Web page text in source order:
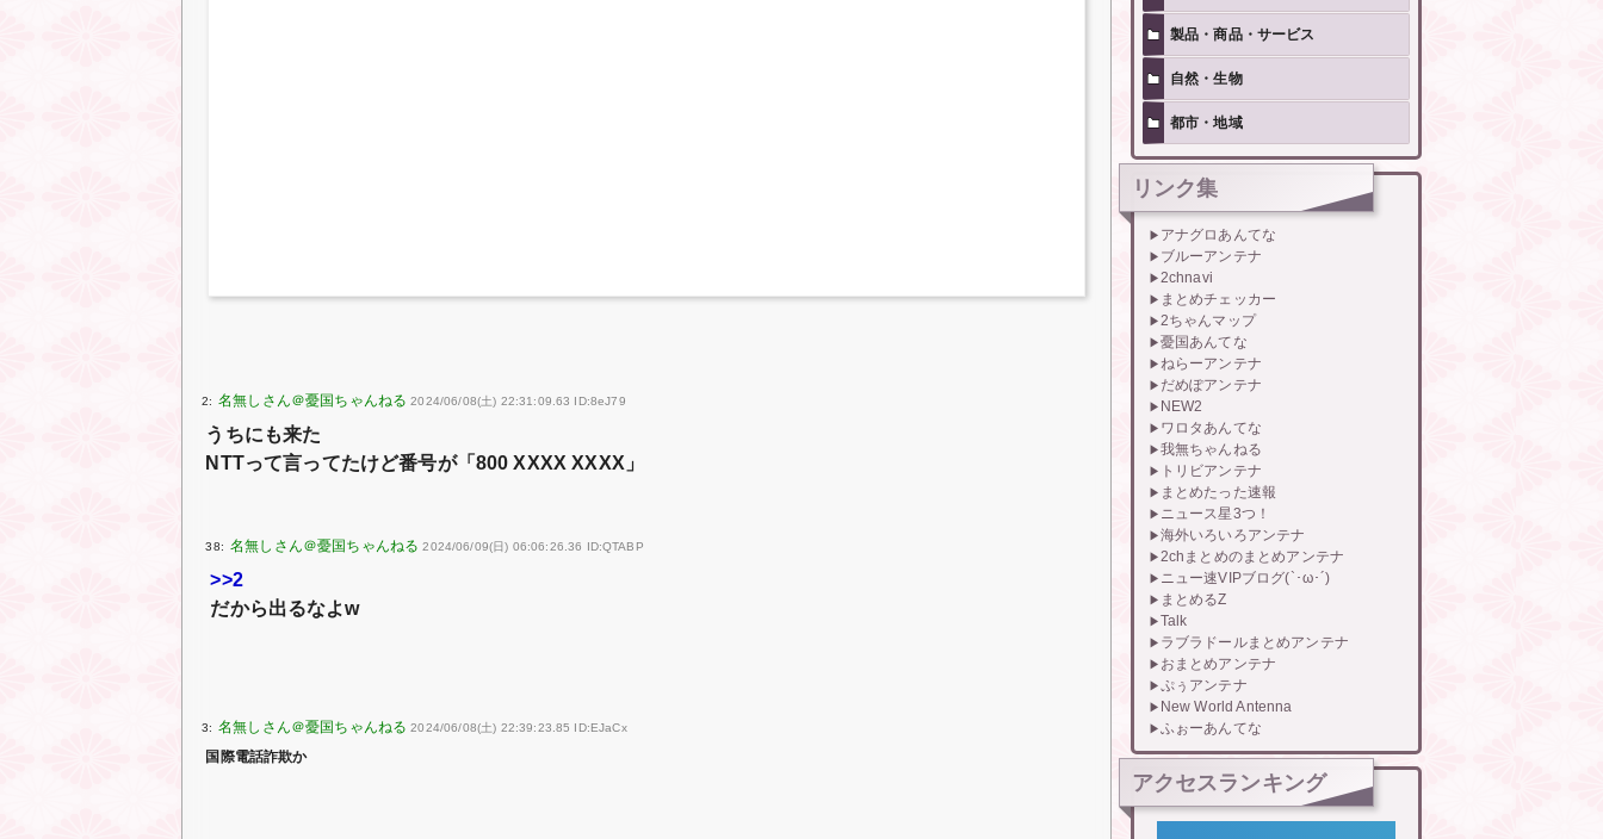
2: 2024/06/08(土) 22:31:09.63 ID:8eJ79
うちにも来た
NTTって言ってたけど番号が「800 XXXX XXXX」
38: 2024/06/09(日) 06:06:26.36 ID:QTABP
>>2
だから出るなよw
3: 2024/06/08(土) 22:39:23.85 ID:EJaCx
国際電話詐欺か
製品・商品・サービス
自然・生物
都市・地域
リンク集
アナグロあんてな
ブルーアンテナ
2chnavi
まとめチェッカー
2ちゃんマップ
憂国あんてな
ねらーアンテナ
だめぽアンテナ
NEW2
ワロタあんてな
我無ちゃんねる
トリビアンテナ
まとめたった速報
ニュース星3つ！
海外いろいろアンテナ
2chまとめのまとめアンテナ
ニュー速VIPブログ(`･ω･´)
まとめるZ
Talk
ラブラドールまとめアンテナ
おまとめアンテナ
ぷぅアンテナ
New World Antenna
ふぉーあんてな
アクセスランキング